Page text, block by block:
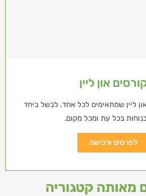
און ליין
און ליין שמתאימים לכל אחד. לבשל ביחד
בכל עת ומכל מקום.
לפרטים ורכישה
מאותה קטגוריה